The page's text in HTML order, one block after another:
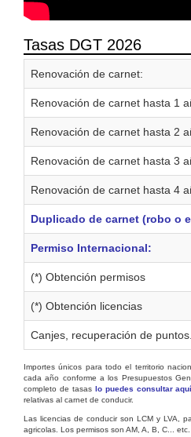
Tasas DGT 2026
Renovación de carnet:
Renovación de carnet hasta 1
Renovación de carnet hasta 2
Renovación de carnet hasta 3
Renovación de carnet hasta 4
Duplicado de carnet (robo o
Permiso Internacional:
(*) Obtención permisos
(*) Obtención licencias
Canjes, recuperación de
Importes únicos para todo el territorio
cada año conforme a los Presupuestos
completo de tasas lo puedes consultar
relativas al carnet de conducir.
Las licencias de conducir son LCM y LVA,
agricolas. Los permisos son AM, A, B, C... etc.